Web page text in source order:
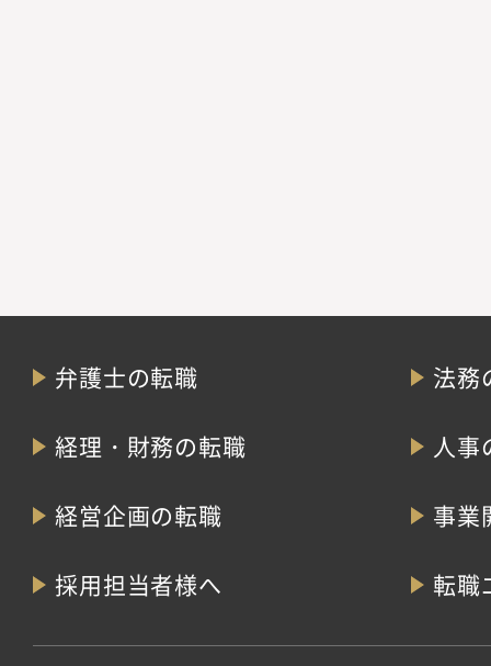
弁護士の転職 法務
経理・財務の転職 人事
経営企画の転職 事業
採用担当者様へ 転職